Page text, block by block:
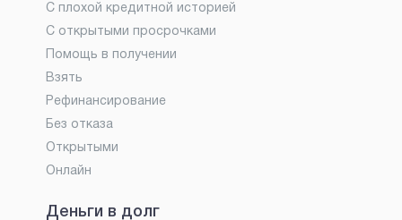
С плохой кредитной историей
С открытыми просрочками
Помощь в получении
Взять
Рефинансирование
Без отказа
Открытыми
Онлайн
Деньги в долг